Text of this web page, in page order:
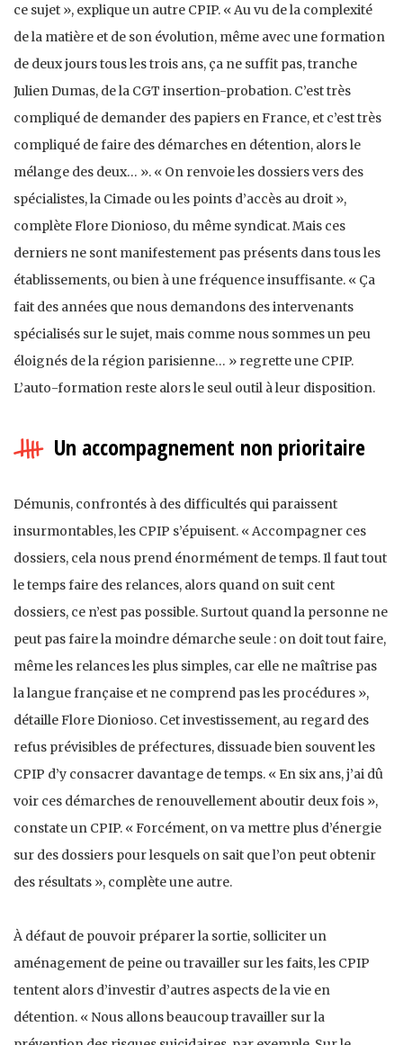
ce sujet », explique un autre CPIP. « Au vu de la complexité
de la matière et de son évolution, même avec une formation
de deux jours tous les trois ans, ça ne suffit pas, tranche
Julien Dumas, de la CGT insertion-probation. C’est très
compliqué de demander des papiers en France, et c’est très
compliqué de faire des démarches en détention, alors le
mélange des deux… ». « On renvoie les dossiers vers des
spécialistes, la Cimade ou les points d’accès au droit »,
complète Flore Dionioso, du même syndicat. Mais ces
derniers ne sont manifestement pas présents dans tous les
établissements, ou bien à une fréquence insuffisante. « Ça
fait des années que nous demandons des intervenants
spécialisés sur le sujet, mais comme nous sommes un peu
éloignés de la région parisienne… » regrette une CPIP.
L’auto-formation reste alors le seul outil à leur disposition.
Un accompagnement non prioritaire
Démunis, confrontés à des difficultés qui paraissent
insurmontables, les CPIP s’épuisent. « Accompagner ces
dossiers, cela nous prend énormément de temps. Il faut tout
le temps faire des relances, alors quand on suit cent
dossiers, ce n’est pas possible. Surtout quand la personne ne
peut pas faire la moindre démarche seule : on doit tout faire,
même les relances les plus simples, car elle ne maîtrise pas
la langue française et ne comprend pas les procédures »,
détaille Flore Dionioso. Cet investissement, au regard des
refus prévisibles de préfectures, dissuade bien souvent les
CPIP d’y consacrer davantage de temps. « En six ans, j’ai dû
voir ces démarches de renouvellement aboutir deux fois »,
constate un CPIP. « Forcément, on va mettre plus d’énergie
sur des dossiers pour lesquels on sait que l’on peut obtenir
des résultats », complète une autre.
À défaut de pouvoir préparer la sortie, solliciter un
aménagement de peine ou travailler sur les faits, les CPIP
tentent alors d’investir d’autres aspects de la vie en
détention. « Nous allons beaucoup travailler sur la